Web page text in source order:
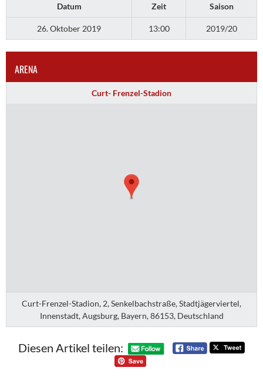
Datum Zeit Saison
26. Oktober 2019 13:00 2019/20
ARENA
Curt- Frenzel-Stadion
Curt-Frenzel-Stadion, 2, Senkelbachstraße, Stadtjägerviertel,
Innenstadt, Augsburg, Bayern, 86153, Deutschland
Diesen Artikel teilen: